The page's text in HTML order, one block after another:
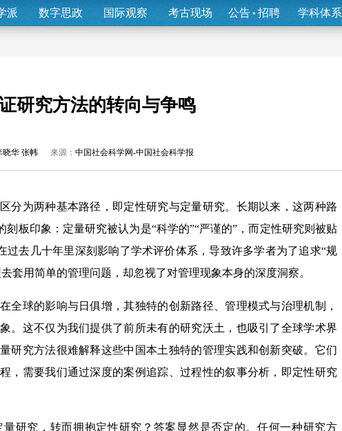
派 数字思政 国际观察 考古现场 公告 招聘 学科体系
研究方法的转向与争鸣
晓华 张帏 来源： 中国社会科学网-中国社会科学报
为两种基本路径，即定性研究与定量研究。长期以来，这两种路
刻板印象：定量研究被认为是“科学的”“严谨的”，而定性研究则被贴
过去几十年里深刻影响了学术评价体系，导致许多学者为了追求“规
套用简单的管理问题，却忽视了对管理现象本身的深度洞察。
球的影响与日俱增，其独特的创新路径、管理模式与治理机制，
。这不仅为我们提供了前所未有的研究沃土，也吸引了全球学术界
研究方法很难解释这些中国本土独特的管理实践和创新突破。它们
，需要我们通过深度的案例追踪、过程性的叙事分析，即定性研究
究，转而拥抱定性研究？答案显然是否定的。任何一种研究方